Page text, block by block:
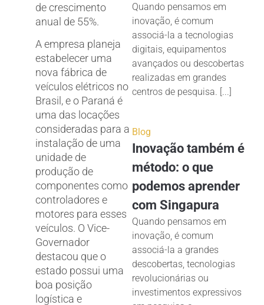
de crescimento
anual de 55%.
A empresa planeja
estabelecer uma
nova fábrica de
veículos elétricos no
Brasil, e o Paraná é
uma das locações
consideradas para a
instalação de uma
unidade de
produção de
componentes como
controladores e
motores para esses
veículos. O Vice-
Governador
destacou que o
estado possui uma
boa posição
logística e
Quando pensamos em
inovação, é comum
associá-la a tecnologias
digitais, equipamentos
avançados ou descobertas
realizadas em grandes
centros de pesquisa. [...]
Blog
Inovação também é
método: o que
podemos aprender
com Singapura
Quando pensamos em
inovação, é comum
associá-la a grandes
descobertas, tecnologias
revolucionárias ou
investimentos expressivos